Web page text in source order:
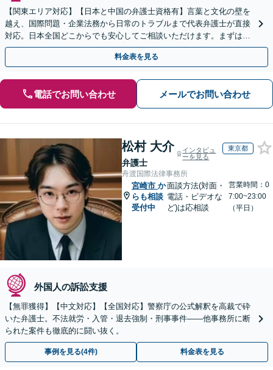
【関東エリア対応】【日本と中国の弁護士資格有】言葉と文化の壁を
越え、国際問題・企業法務から日常のトラブルまで代表弁護士が直接
対応。日本全国どこからでも安心してご相談いただけます。まずは一
歩を踏み出してみませんか。【初回相談無料】
料金表を見る
電話でお問い合わせ メールでお問い合わせ
松村 大介
弁護士
インタビュ
ーを見る
東京都
舟渡国際法律事務所
宮崎市 か
らも相談
受付中
面談方法(対面・
電話・ビデオな
ど)は応相談
営業時間：0
7:00~23:00
（平日）
外国人の訴訟支援
【無罪獲得】【中文対応】【全国対応】警察庁の公式解釈を高裁で砕
いた弁護士。不法就労・入管・退去強制・刑事事件——他事務所に断
られた案件も徹底的に闘い抜く。
事例を見る(4件) 料金表を見る